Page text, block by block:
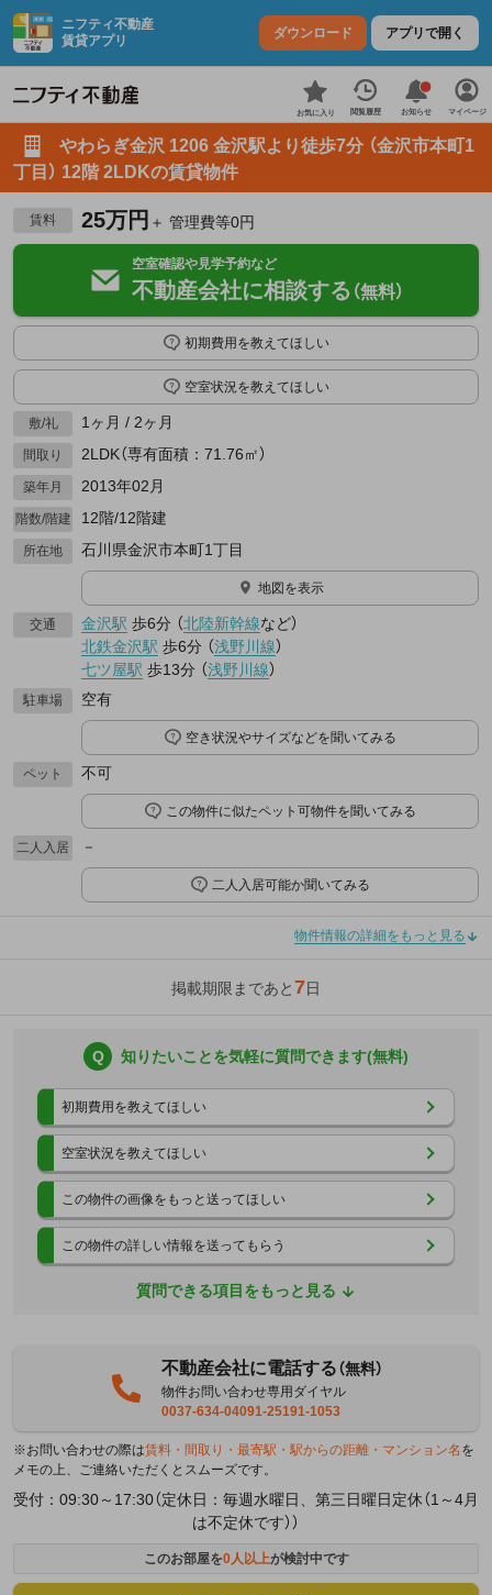
ニフティ不動産
賃貸アプリ
ダウンロード アプリで開く
お気に入り 閲覧履歴 お知らせ マイページ
やわらぎ金沢 1206 金沢駅より徒歩7分 （金沢市本町1
丁目） 12階 2LDKの賃貸物件
賃料 25万円 ＋ 管理費等0円
空室確認や見学予約など
不動産会社に相談する （無料）
初期費用を教えてほしい
空室状況を教えてほしい
敷/礼 1ヶ月 / 2ヶ月
間取り 2LDK（専有面積：71.76㎡）
築年月 2013年02月
階数/階建 12階/12階建
所在地 石川県金沢市本町1丁目
地図を表示
交通 金沢駅 歩6分 （北陸新幹線など）
北鉄金沢駅 歩6分 （浅野川線）
七ツ屋駅 歩13分 （浅野川線）
駐車場 空有
空き状況やサイズなどを聞いてみる
ペット 不可
この物件に似たペット可物件を聞いてみる
二人入居 －
二人入居可能か聞いてみる
物件情報の詳細をもっと見る
掲載期限まであと7日
Q 知りたいことを気軽に質問できます(無料)
初期費用を教えてほしい
空室状況を教えてほしい
この物件の画像をもっと送ってほしい
この物件の詳しい情報を送ってもらう
質問できる項目をもっと見る
不動産会社に電話する（無料）
物件お問い合わせ専用ダイヤル
0037-634-04091-25191-1053
※お問い合わせの際は賃料・間取り・最寄駅・駅からの距離・マンション名 を
メモの上、ご連絡いただくとスムーズです。
受付：09:30～17:30（定休日：毎週水曜日、第三日曜日定休（1～4月
は不定休です））
このお部屋を0人以上が検討中です